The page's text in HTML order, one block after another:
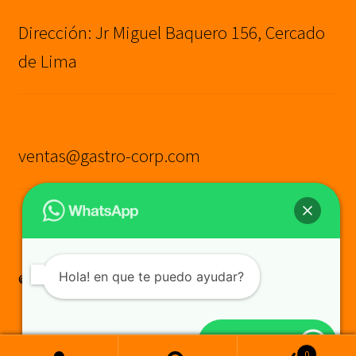
Dirección: Jr Miguel Baquero 156, Cercado
de Lima
ventas@gastro-corp.com
© GASTRO CORP SAC
Construido con WooCommerce.
Hola! en que te puedo ayudar?